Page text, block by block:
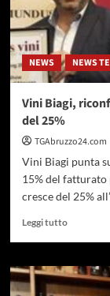
NEWS NEWS
Vini Biagi,
del 25%
TGAbruzzo24.com
Vini Biagi punta
15% del fatturato
cresce del 25%
Leggi tuttoLeggi
su
Vini